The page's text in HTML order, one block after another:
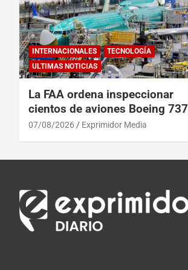
INTERNACIONALES
TECNOLOGÍA
ULTIMAS NOTICIAS
La FAA ordena inspeccionar
cientos de aviones Boeing 737
Max por posibles grietas
07/08/2026 Exprimidor Media